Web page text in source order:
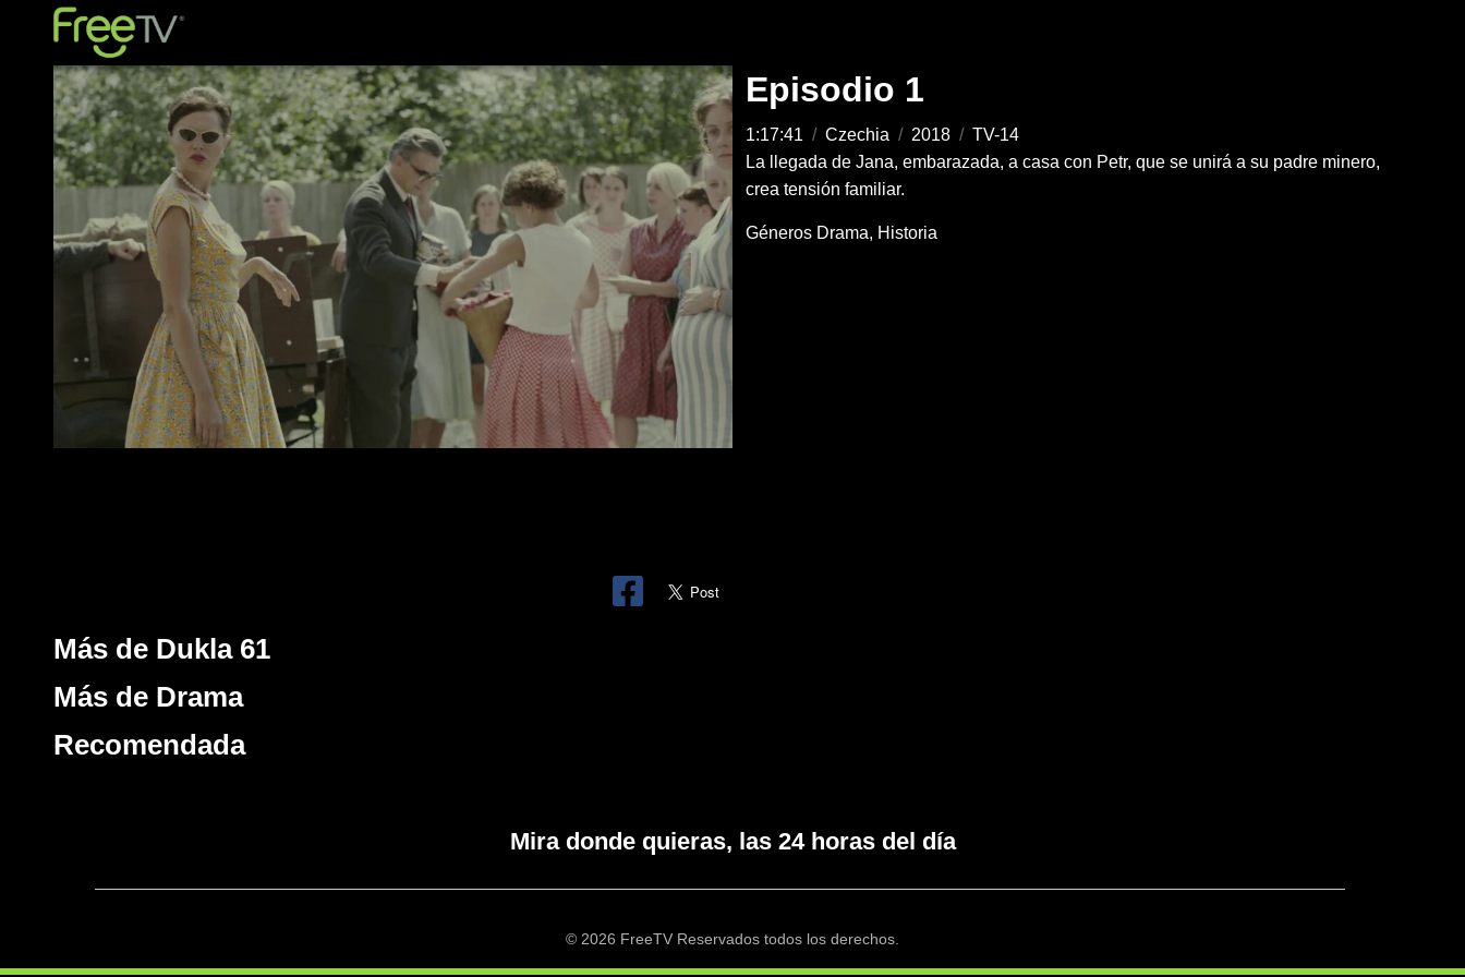
Episodio 1
1:17:41 / Czechia / 2018 / TV-14
La llegada de Jana, embarazada, a casa con Petr, que se unirá a su padre minero,
crea tensión familiar.
Géneros Drama Historia
Más de Dukla 61
Más de Drama
Recomendada
Mira donde quieras, las 24 horas del día
© 2026 FreeTV Reservados todos los derechos.